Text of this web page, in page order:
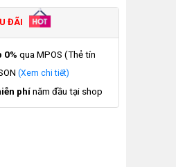
ĐÃI
0% qua MPOS (Thẻ tín
(Xem chi tiết)
phínăm đầu tại shop